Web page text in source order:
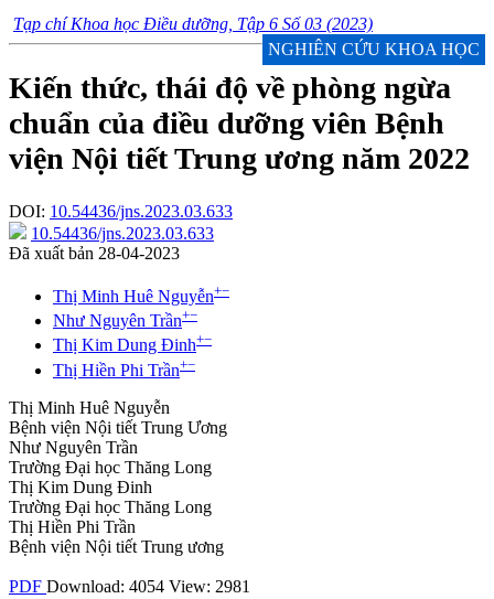
Tạp chí Khoa học Điều dưỡng, Tập 6 Số 03 (2023)
NGHIÊN CỨU KHOA HỌC
Kiến thức, thái độ về phòng ngừa
chuẩn của điều dưỡng viên Bệnh
viện Nội tiết Trung ương năm 2022
DOI: 10.54436/jns.2023.03.633
10.54436/jns.2023.03.633
Đã xuất bản 28-04-2023
Thị Minh Huê Nguyễn+−
Như Nguyên Trần+−
Thị Kim Dung Đinh+−
Thị Hiền Phi Trần+−
Thị Minh Huê Nguyễn
Bệnh viện Nội tiết Trung Ương
Như Nguyên Trần
Trường Đại học Thăng Long
Thị Kim Dung Đinh
Trường Đại học Thăng Long
Thị Hiền Phi Trần
Bệnh viện Nội tiết Trung ương
PDF Download: 4054 View: 2981